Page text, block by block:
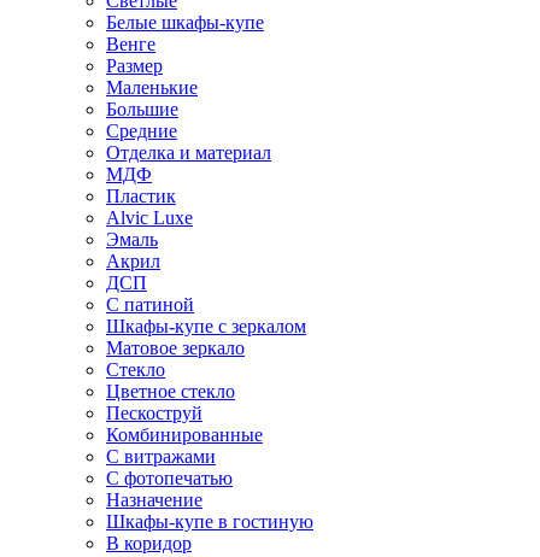
Белые шкафы-купе
Венге
Размер
Маленькие
Большие
Средние
Отделка и материал
МДФ
Пластик
Alvic Luxe
Эмаль
Акрил
ДСП
С патиной
Шкафы-купе с зеркалом
Матовое зеркало
Стекло
Цветное стекло
Пескоструй
Комбинированные
С витражами
С фотопечатью
Назначение
Шкафы-купе в гостиную
В коридор